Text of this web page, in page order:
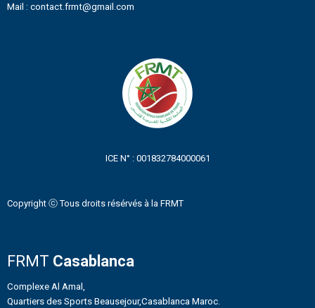
Mail : contact.frmt@gmail.com
ICE N° : 001832784000061
Copyright ⓒ Tous droits résérvés à la FRMT
FRMT Casablanca
Complexe Al Amal,
Quartiers des Sports Beausejour,Casablanca Maroc.